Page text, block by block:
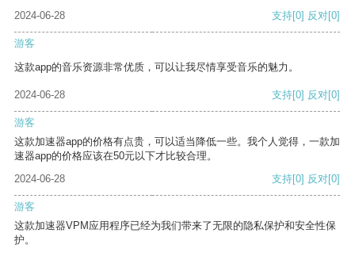
2024-06-28
支持[0] 反对[0]
游客
这款app的音乐资源非常优质，可以让我尽情享受音乐的魅力。
2024-06-28 支持[0] 反对[0]
游客
这款加速器app的价格有点贵，可以适当降低一些。我个人觉得，一款加
速器app的价格应该在50元以下才比较合理。
2024-06-28
支持[0] 反对[0]
游客
这款加速器VPM应用程序已经为我们带来了无限的隐私保护和安全性保
护。